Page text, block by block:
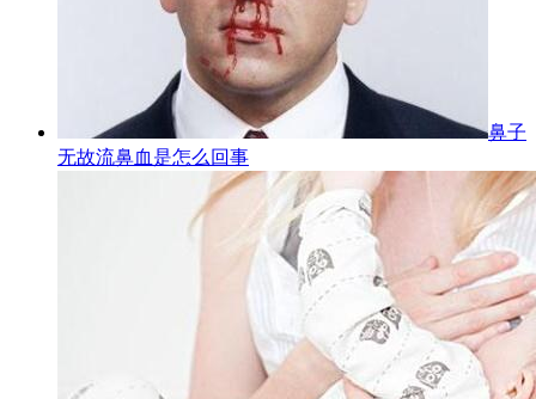
鼻子
无故流鼻血是怎么回事